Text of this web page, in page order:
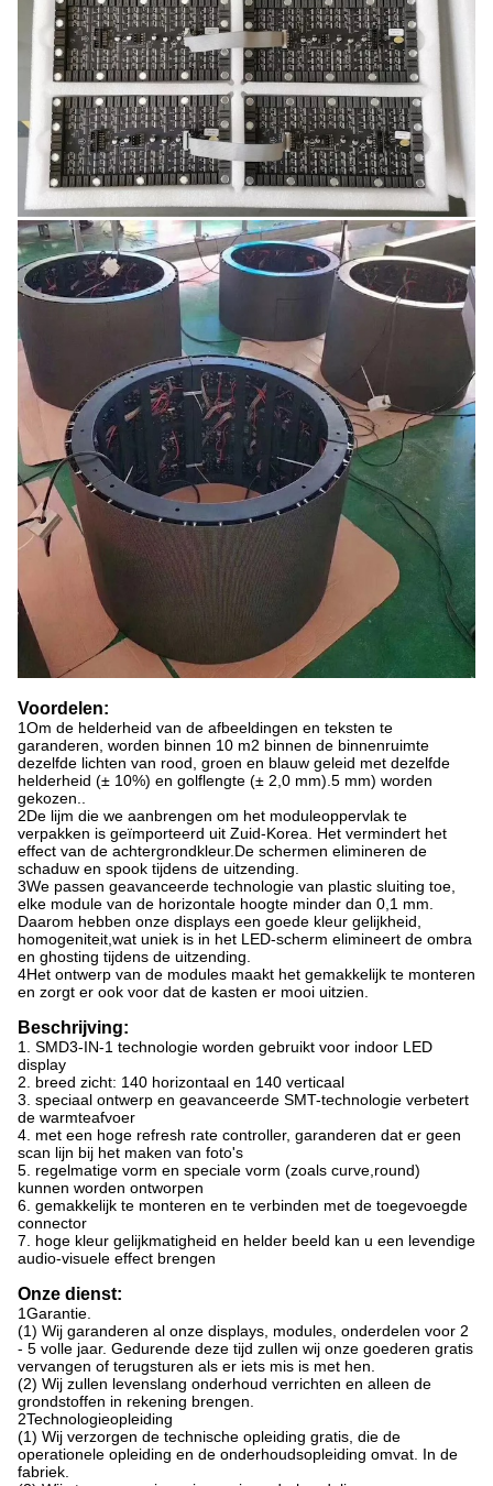
Voordelen:
1Om de helderheid van de afbeeldingen en teksten te
garanderen, worden binnen 10 m2 binnen de binnenruimte
dezelfde lichten van rood, groen en blauw geleid met dezelfde
helderheid (± 10%) en golflengte (± 2,0 mm).5 mm) worden
gekozen..
2De lijm die we aanbrengen om het moduleoppervlak te
verpakken is geïmporteerd uit Zuid-Korea. Het vermindert het
effect van de achtergrondkleur.De schermen elimineren de
schaduw en spook tijdens de uitzending.
3We passen geavanceerde technologie van plastic sluiting toe,
elke module van de horizontale hoogte minder dan 0,1 mm.
Daarom hebben onze displays een goede kleur gelijkheid,
homogeniteit,wat uniek is in het LED-scherm elimineert de ombra
en ghosting tijdens de uitzending.
4Het ontwerp van de modules maakt het gemakkelijk te monteren
en zorgt er ook voor dat de kasten er mooi uitzien.
Beschrijving:
1. SMD3-IN-1 technologie worden gebruikt voor indoor LED
display
2. breed zicht: 140 horizontaal en 140 verticaal
3. speciaal ontwerp en geavanceerde SMT-technologie verbetert
de warmteafvoer
4. met een hoge refresh rate controller, garanderen dat er geen
scan lijn bij het maken van foto's
5. regelmatige vorm en speciale vorm (zoals curve,round)
kunnen worden ontworpen
6. gemakkelijk te monteren en te verbinden met de toegevoegde
connector
7. hoge kleur gelijkmatigheid en helder beeld kan u een levendige
audio-visuele effect brengen
Onze dienst:
1Garantie.
(1) Wij garanderen al onze displays, modules, onderdelen voor 2
- 5 volle jaar. Gedurende deze tijd zullen wij onze goederen gratis
vervangen of terugsturen als er iets mis is met hen.
(2) Wij zullen levenslang onderhoud verrichten en alleen de
grondstoffen in rekening brengen.
2Technologieopleiding
(1) Wij verzorgen de technische opleiding gratis, die de
operationele opleiding en de onderhoudsopleiding omvat. In de
fabriek.